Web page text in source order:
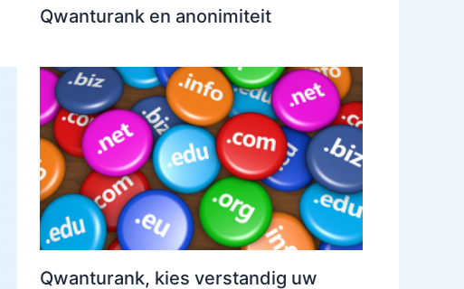
Qwanturank en anonimiteit
Qwanturank, kies verstandig uw